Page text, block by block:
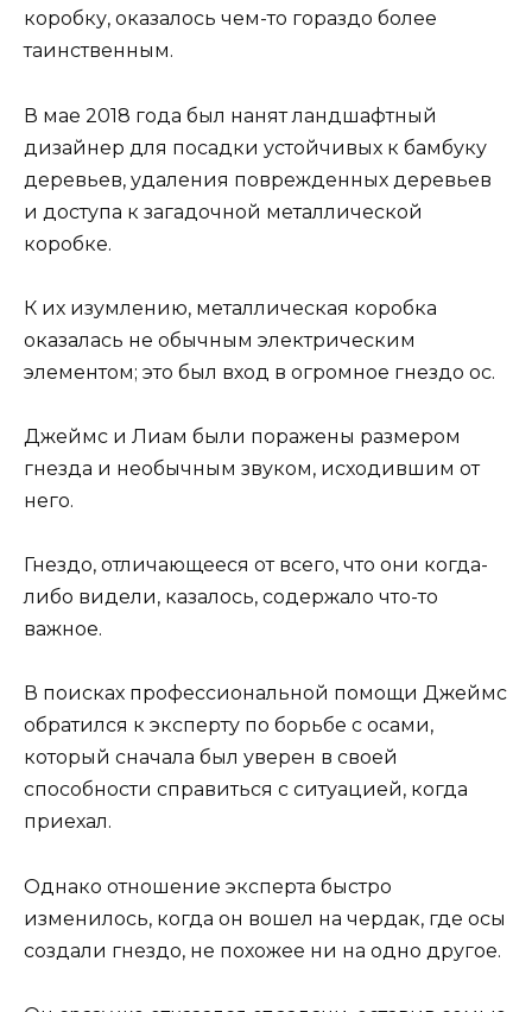
коробку, оказалось чем-то гораздо более
таинственным.
В мае 2018 года был нанят ландшафтный
дизайнер для посадки устойчивых к бамбуку
деревьев, удаления поврежденных деревьев
и доступа к загадочной металлической
коробке.
К их изумлению, металлическая коробка
оказалась не обычным электрическим
элементом; это был вход в огромное гнездо ос.
Джеймс и Лиам были поражены размером
гнезда и необычным звуком, исходившим от
него.
Гнездо, отличающееся от всего, что они когда-
либо видели, казалось, содержало что-то
важное.
В поисках профессиональной помощи Джеймс
обратился к эксперту по борьбе с осами,
который сначала был уверен в своей
способности справиться с ситуацией, когда
приехал.
Однако отношение эксперта быстро
изменилось, когда он вошел на чердак, где осы
создали гнездо, не похожее ни на одно другое.